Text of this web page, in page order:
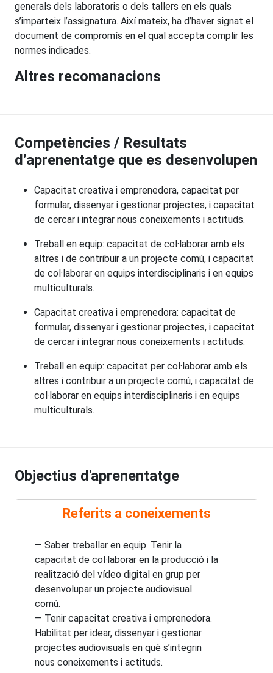
generals dels laboratoris o dels tallers en els quals
s’imparteix l’assignatura. Així mateix, ha d’haver signat el
document de compromís en el qual accepta complir les
normes indicades.
Altres recomanacions
Competències / Resultats
d’aprenentatge que es desenvolupen
Capacitat creativa i emprenedora, capacitat per
formular, dissenyar i gestionar projectes, i capacitat
de cercar i integrar nous coneixements i actituds.
Treball en equip: capacitat de col·laborar amb els
altres i de contribuir a un projecte comú, i capacitat
de col·laborar en equips interdisciplinaris i en equips
multiculturals.
Capacitat creativa i emprenedora: capacitat de
formular, dissenyar i gestionar projectes, i capacitat
de cercar i integrar nous coneixements i actituds.
Treball en equip: capacitat per col·laborar amb els
altres i contribuir a un projecte comú, i capacitat de
col·laborar en equips interdisciplinaris i en equips
multiculturals.
Objectius d'aprenentatge
Referits a coneixements
— Saber treballar en equip. Tenir la
capacitat de col·laborar en la producció i la
realització del vídeo digital en grup per
desenvolupar un projecte audiovisual
comú.
— Tenir capacitat creativa i emprenedora.
Habilitat per idear, dissenyar i gestionar
projectes audiovisuals en què s’integrin
nous coneixements i actituds.